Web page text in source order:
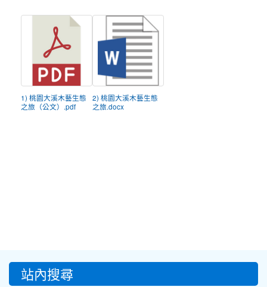
1) 桃園大溪木藝生態
之旅（公文）.pdf
2) 桃園大溪木藝生態
之旅.docx
::: 站內搜尋